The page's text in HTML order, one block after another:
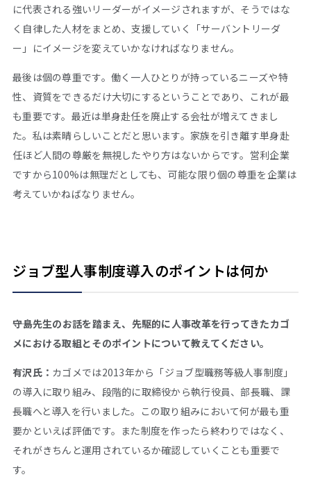
に代表される強いリーダーがイメージされますが、そうではな
く自律した人材をまとめ、支援していく「サーバントリーダ
ー」にイメージを変えていかなければなりません。
最後は個の尊重です。働く一人ひとりが持っているニーズや特
性、資質をできるだけ大切にするということであり、これが最
も重要です。最近は単身赴任を廃止する会社が増えてきまし
た。私は素晴らしいことだと思います。家族を引き離す単身赴
任ほど人間の尊厳を無視したやり方はないからです。営利企業
ですから100%は無理だとしても、可能な限り個の尊重を企業は
考えていかねばなりません。
ジョブ型人事制度導入のポイントは何か
――守島先生のお話を踏まえ、先駆的に人事改革を行ってきたカゴ
メにおける取組とそのポイントについて教えてください。
有沢氏： カゴメでは2013年から「ジョブ型職務等級人事制度」
の導入に取り組み、段階的に取締役から執行役員、部長職、課
長職へと導入を行いました。この取り組みにおいて何が最も重
要かといえば評価です。また制度を作ったら終わりではなく、
それがきちんと運用されているか確認していくことも重要で
す。